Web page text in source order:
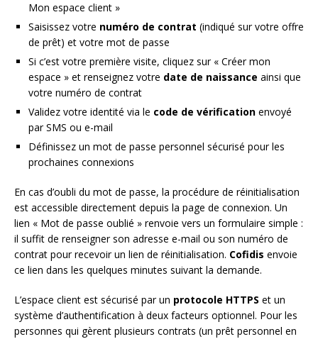
Mon espace client »
Saisissez votre numéro de contrat (indiqué sur votre offre
de prêt) et votre mot de passe
Si c’est votre première visite, cliquez sur « Créer mon
espace » et renseignez votre date de naissance ainsi que
votre numéro de contrat
Validez votre identité via le code de vérification envoyé
par SMS ou e-mail
Définissez un mot de passe personnel sécurisé pour les
prochaines connexions
En cas d’oubli du mot de passe, la procédure de réinitialisation
est accessible directement depuis la page de connexion. Un
lien « Mot de passe oublié » renvoie vers un formulaire simple :
il suffit de renseigner son adresse e-mail ou son numéro de
contrat pour recevoir un lien de réinitialisation. Cofidis envoie
ce lien dans les quelques minutes suivant la demande.
L’espace client est sécurisé par un protocole HTTPS et un
système d’authentification à deux facteurs optionnel. Pour les
personnes qui gèrent plusieurs contrats (un prêt personnel en